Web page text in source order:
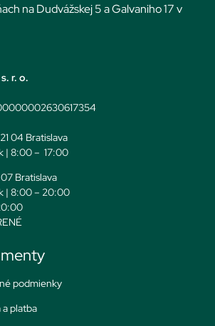
na Dudvážskej 5 a Galvaniho 17 v
r. o.
04 Bratislava
| 8:00 – 17:00
Bratislava
| 8:00 – 20:00
podmienky
a platba